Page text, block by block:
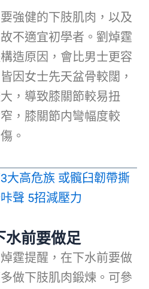
強健的下肢肌肉，以及
不適宜初學者。劉焯霆
造原因，會比男士更容
因女士先天盆骨較闊，
，導致膝關節較易扭
，膝關節内彎幅度較
。
大高危族 或髖臼韌帶撕
聲 5招減壓力
前要做足
霆提醒，在下水前要做
做下肢肌肉鍛煉。可參